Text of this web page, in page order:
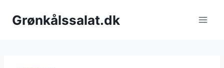
Grønkålssalat.dk